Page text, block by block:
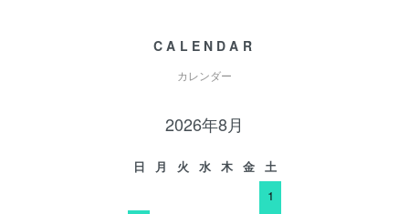
CALENDAR
カレンダー
2026年8月
日 月 火 水 木 金
土
1